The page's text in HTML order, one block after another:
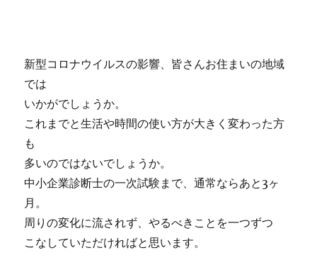
新型コロナウイルスの影響、皆さんお住まいの地域
では
いかがでしょうか。
これまでと生活や時間の使い方が大きく変わった方
も
多いのではないでしょうか。
中小企業診断士の一次試験まで、通常ならあと3ヶ
月。
周りの変化に流されず、やるべきことを一つずつ
こなしていただければと思います。